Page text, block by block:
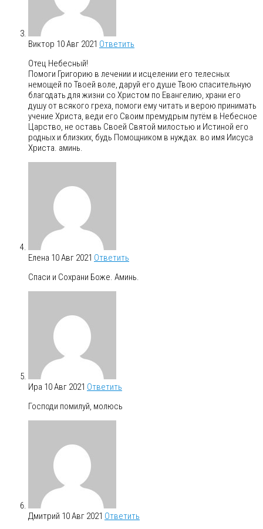
Виктор 10 Авг 2021 Ответить
Отец Небесный!
Помоги Григорию в лечении и исцелении его телесных
немощей по Твоей воле, даруй его душе Твою спасительную
благодать для жизни со Христом по Евангелию, храни его
душу от всякого греха, помоги ему читать и верою принимать
учение Христа, веди его Своим премудрым путём в Небесное
Царство, не оставь Своей Святой милостью и Истиной его
родных и близких, будь Помощником в нуждах. во имя Иисуса
Христа. аминь.
Елена 10 Авг 2021 Ответить
Спаси и Сохрани Боже. Аминь.
Ира 10 Авг 2021 Ответить
Господи помилуй, молюсь
Дмитрий 10 Авг 2021 Ответить